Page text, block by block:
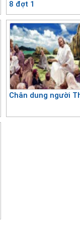
8 đợt 1
Chân dung người